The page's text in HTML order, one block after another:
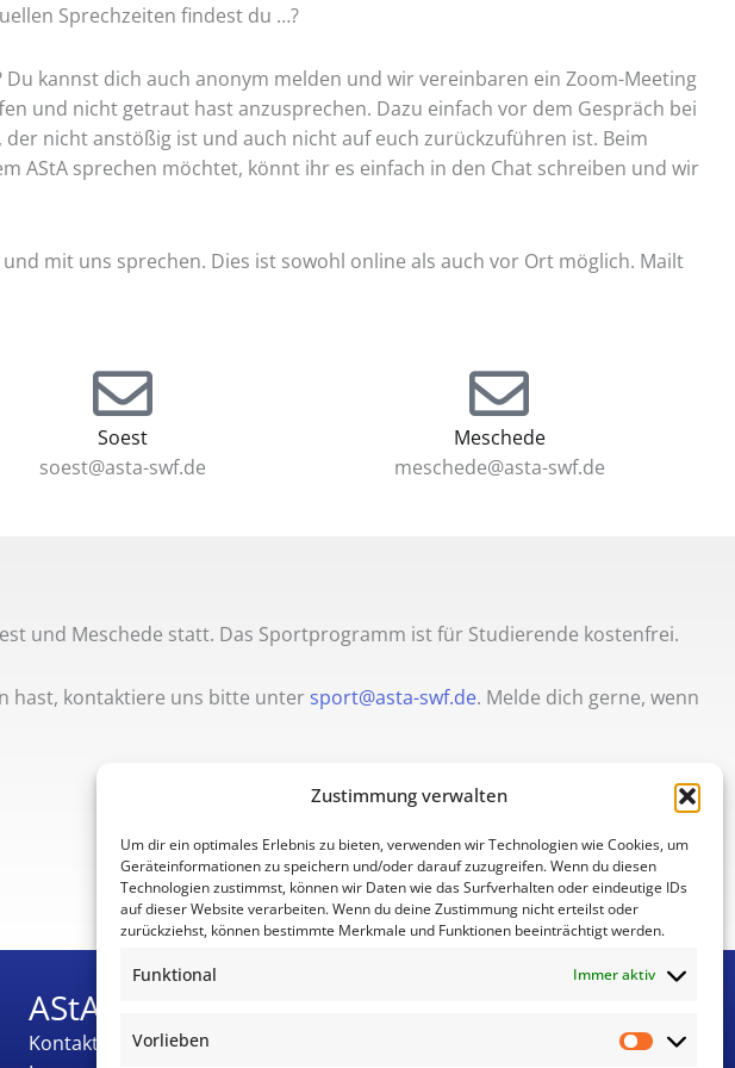
Zustimmung verwalten
Um dir ein optimales Erlebnis zu bieten, verwenden wir Technologien wie Cookies, um
Geräteinformationen zu speichern und/oder darauf zuzugreifen. Wenn du diesen
Technologien zustimmst, können wir Daten wie das Surfverhalten oder eindeutige IDs
auf dieser Website verarbeiten. Wenn du deine Zustimmung nicht erteilst oder
zurückziehst, können bestimmte Merkmale und Funktionen beeinträchtigt werden.
Funktional Immer aktiv
Vorlieben
Sprechzeiten findest du …?
kannst dich auch anonym melden und wir vereinbaren ein Zoom-Meeting
und nicht getraut hast anzusprechen. Dazu einfach vor dem Gespräch bei
nicht anstößig ist und auch nicht auf euch zurückzuführen ist. Beim
AStA sprechen möchtet, könnt ihr es einfach in den Chat schreiben und wir
mit uns sprechen. Dies ist sowohl online als auch vor Ort möglich. Mailt
Soest
soest@asta-swf.de
Meschede
meschede@asta-swf.de
und Meschede statt. Das Sportprogramm ist für Studierende kostenfrei.
hast, kontaktiere uns bitte unter sport@asta-swf.de. Melde dich gerne, wenn
AStA
Kontakt
Folge unserem Instagram Kanal,